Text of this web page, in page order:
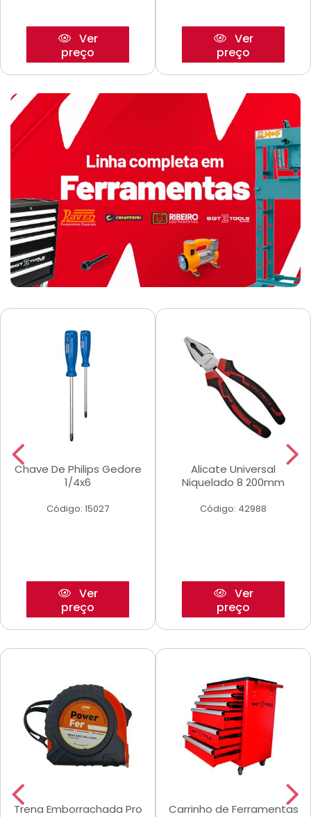
Ver
preço
Ver
preço
Chave De Philips Gedore
1/4x6
Código: 15027
Ver
preço
Alicate Universal
Niquelado 8 200mm
Código: 42988
Ver
preço
Trena Emborrachada Pro
Carrinho de Ferramentas